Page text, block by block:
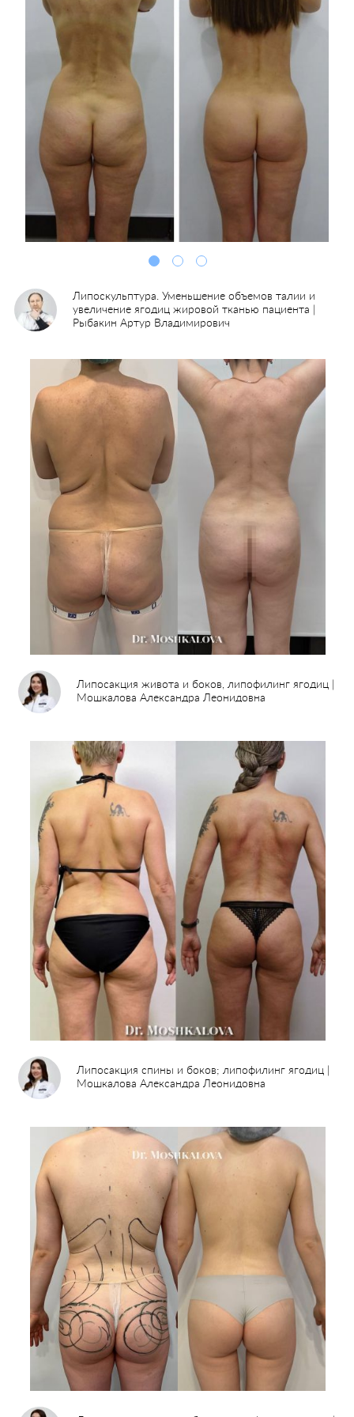
Пластические операции
Пластические хирурги
Пациентам пластической хирургии
Анализы перед операцией
До и после пластической операции
Внести предоплату
Отделение пластической хирургии
Врачи-косметологи
Пациентам косметологии Оборудование
До и после косметологии
Цены Налоговый вычет Акции
Липоскульптура. Уменьшение объемов талии и
увеличение ягодиц жировой тканью пациента |
Рыбакин Артур Владимирович
Липосакция живота и боков, липофилинг ягодиц |
Мошкалова Александра Леонидовна
Липосакция спины и боков; липофилинг ягодиц |
Мошкалова Александра Леонидовна